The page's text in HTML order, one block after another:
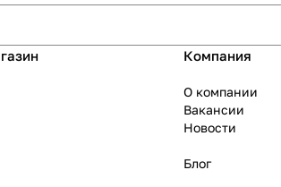
Компания
О компании
Вакансии
Новости
Блог